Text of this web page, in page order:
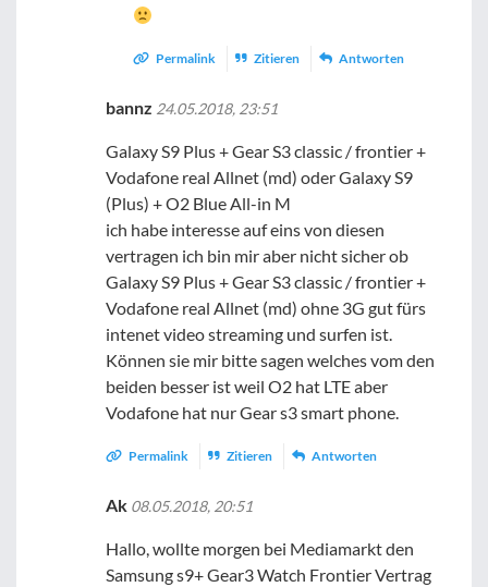
Permalink Zitieren Antworten
bannz 24.05.2018, 23:51
Galaxy S9 Plus + Gear S3 classic / frontier +
Vodafone real Allnet (md) oder Galaxy S9
(Plus) + O2 Blue All-in M
ich habe interesse auf eins von diesen
vertragen ich bin mir aber nicht sicher ob
Galaxy S9 Plus + Gear S3 classic / frontier +
Vodafone real Allnet (md) ohne 3G gut fürs
intenet video streaming und surfen ist.
Können sie mir bitte sagen welches vom den
beiden besser ist weil O2 hat LTE aber
Vodafone hat nur Gear s3 smart phone.
Permalink Zitieren Antworten
Ak 08.05.2018, 20:51
Hallo, wollte morgen bei Mediamarkt den
Samsung s9+ Gear3 Watch Frontier Vertrag